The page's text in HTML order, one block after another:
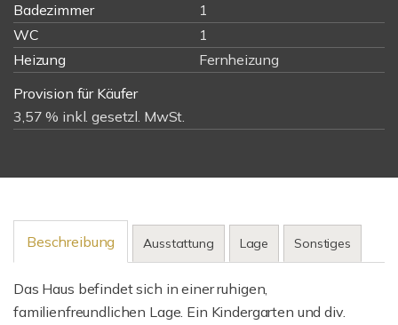
Badezimmer
1
WC
1
Heizung
Fernheizung
Provision für Käufer
3,57 % inkl. gesetzl. MwSt.
Beschreibung Ausstattung Lage Sonstiges
Das Haus befindet sich in einer ruhigen,
familienfreundlichen Lage. Ein Kindergarten und div.